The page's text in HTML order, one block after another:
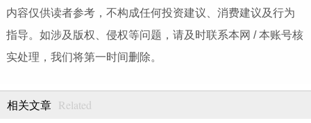
内容仅供读者参考，不构成任何投资建议、消费建议及行为
指导。如涉及版权、侵权等问题，请及时联系本网 / 本账号核
实处理，我们将第一时间删除。
相关文章 Related